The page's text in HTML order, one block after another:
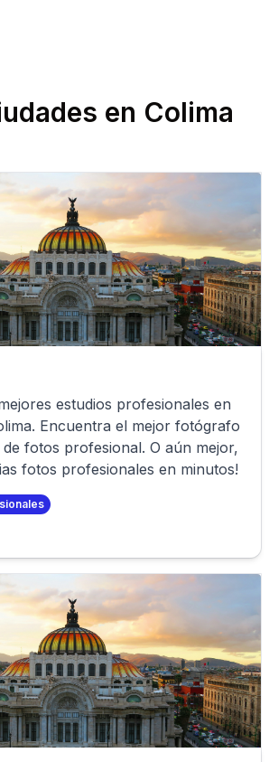
en Colima
estudios profesionales en
. Encuentra el mejor fotógrafo
fotos profesional. O aún mejor,
fotos profesionales en minutos!